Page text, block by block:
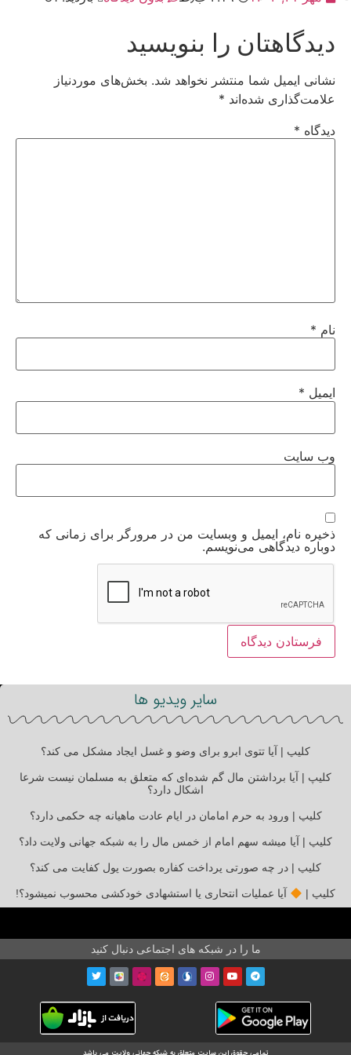
دیدگاهتان را بنویسید
نشانی ایمیل شما منتشر نخواهد شد. بخش‌های موردنیاز
علامت‌گذاری شده‌اند *
دیدگاه *
نام *
ایمیل *
وب‌ سایت
ذخیره نام، ایمیل و وبسایت من در مرورگر برای زمانی که
دوباره دیدگاهی می‌نویسم.
سایر ویدیو ها
کلیپ | آیا تتوی ابرو برای وضو و غسل ایجاد مشکل می کند؟
کلیپ | آیا برداشتن مال گم شده‌ای که متعلق به مسلمان نیست شرعا
اشکال دارد؟
کلیپ | ورود به حرم امامان در ایام عادت ماهیانه چه حکمی دارد؟
کلیپ | آیا میشه سهم امام از خمس مال را به شبکه جهانی ولایت داد؟
کلیپ | در چه صورتی پرداخت کفاره بصورت پول کفایت می کند؟
کلیپ | آیا عملیات انتحاری یا استشهادی خودکشی محسوب نمیشود؟!
ما را در شبکه های اجتماعی دنبال کنید